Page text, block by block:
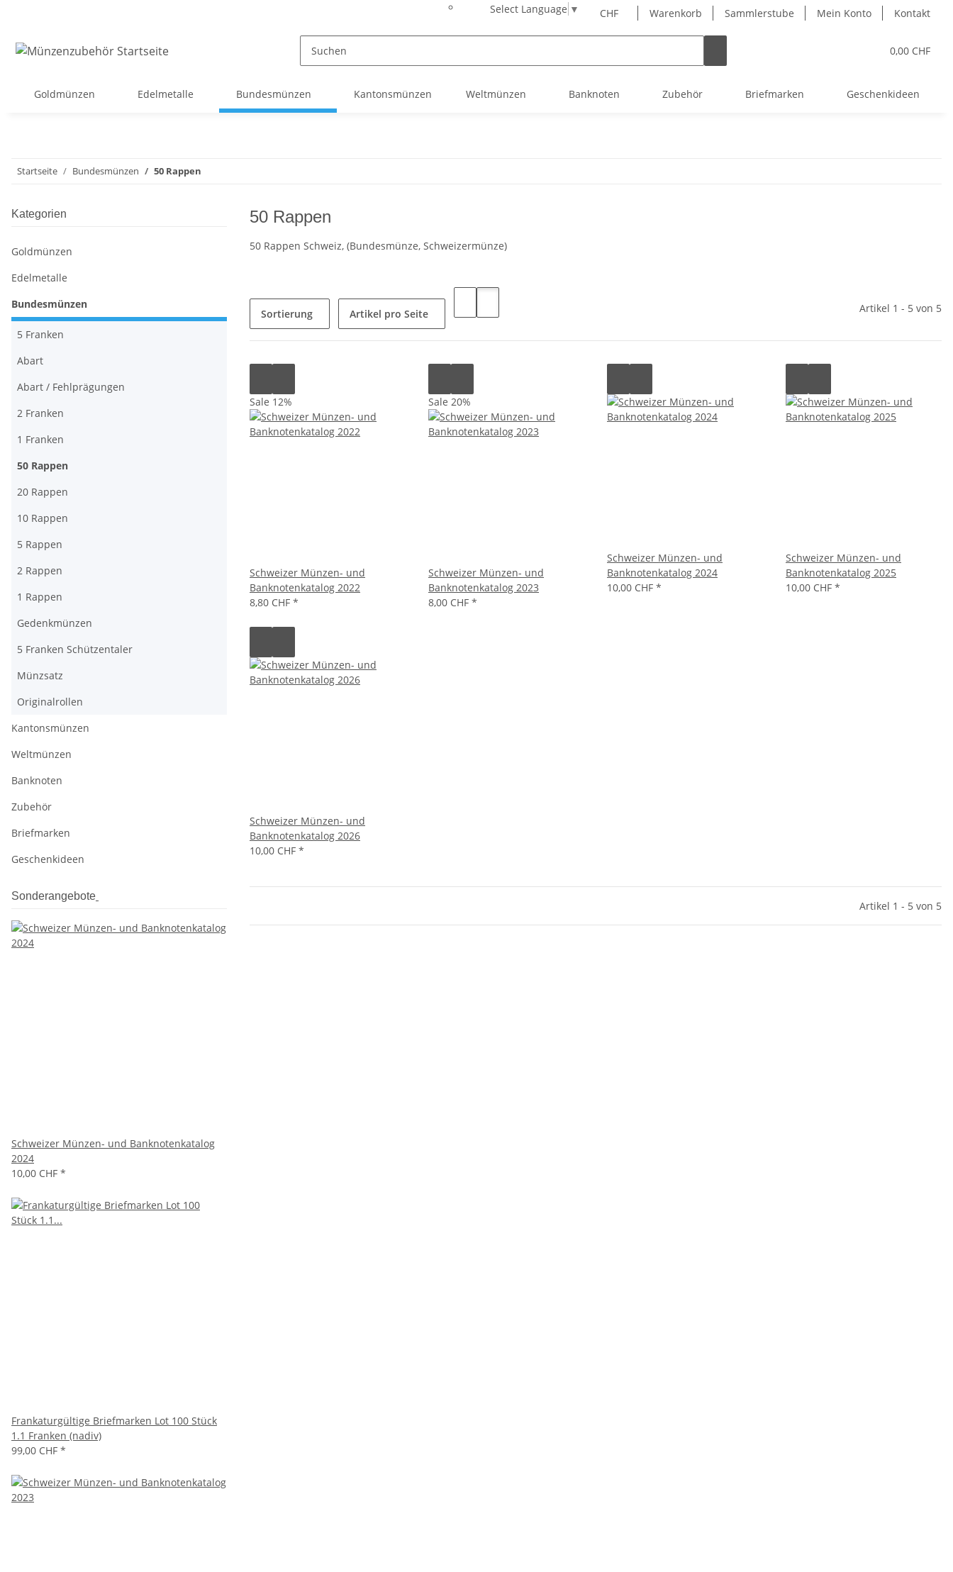
Select Language ▼ CHF Warenkorb Sammlerstube Mein Konto Kontakt
0,00 CHF
Goldmünzen Edelmetalle Bundesmünzen Kantonsmünzen Weltmünzen Banknoten Zubehör Briefmarken Geschenkideen
Startseite Bundesmünzen 50 Rappen
50 Rappen
50 Rappen Schweiz, (Bundesmünze, Schweizermünze)
Sortierung Artikel pro Seite Artikel 1 - 5 von 5
Sale 12%
Schweizer Münzen- und
Banknotenkatalog 2022
8,80 CHF *
Sale 20%
Schweizer Münzen- und
Banknotenkatalog 2023
8,00 CHF *
Schweizer Münzen- und
Banknotenkatalog 2024
10,00 CHF *
Schweizer Münzen- und
Banknotenkatalog 2025
10,00 CHF *
Schweizer Münzen- und
Banknotenkatalog 2026
10,00 CHF *
Artikel 1 - 5 von 5
Kategorien
Goldmünzen
Edelmetalle
Bundesmünzen
5 Franken
Abart
Abart / Fehlprägungen
2 Franken
1 Franken
50 Rappen
20 Rappen
10 Rappen
5 Rappen
2 Rappen
1 Rappen
Gedenkmünzen
5 Franken Schützentaler
Münzsatz
Originalrollen
Kantonsmünzen
Weltmünzen
Banknoten
Zubehör
Briefmarken
Geschenkideen
Sonderangebote
Schweizer Münzen- und Banknotenkatalog
2024
10,00 CHF *
Frankaturgültige Briefmarken Lot 100 Stück
1.1 Franken (nadiv)
99,00 CHF *